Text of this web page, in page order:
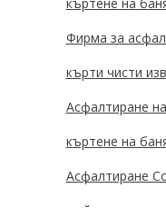
Фирма за
кърти чисти
Асфалтиране
къртене на
Асфалтиране